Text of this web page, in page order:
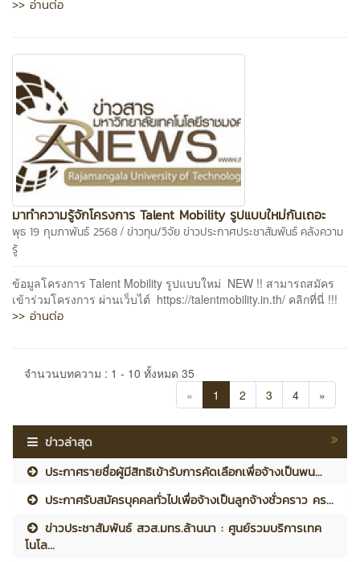
>> อ่านต่อ
มาทำความรู้จักโครงการ Talent Mobility รูปแบบใหม่กันเถอะ
พุธ 19 กุมภาพันธ์ 2568 / ข่าวทุน/วิจัยข่าวประกาศประชาสัมพันธ์ คลังความ
รู้
ข้อมูลโครงการ Talent Mobility รูปแบบใหม่ NEW !! สามารถสมัคร
เข้าร่วมโครงการ ผ่านเว็บไต์ https://talentmobility.in.th/ คลิกที่นี่ !!!
>> อ่านต่อ
จำนวนบทความ : 1 - 10 ทั้งหมด 35
«
1 2 3 4 »
ข่าวล่าสุด
ประกาศรายชื่อผู้มีสิทธิเข้ารับการคัดเลือกเพื่อจ้างเป็นพน...
ประกาศรับสมัครบุคคลทั่วไปเพื่อจ้างเป็นลูกจ้างชั่วคราว คร...
ข่าวประชาสัมพันธ์ สวส.มทร.ล้านนา : ศูนย์รวมบริการเทค
โนโล...